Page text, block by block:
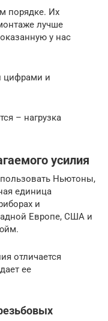
порядке. Их
лучше
у нас
цифрами и
– нагрузка
усилия
Ньютоны,
единица
и
Европе, США и
отличается
ее